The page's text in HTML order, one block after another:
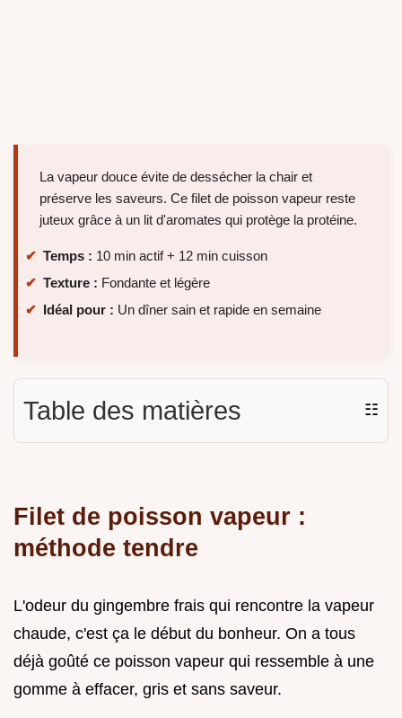
La vapeur douce évite de dessécher la chair et
préserve les saveurs. Ce filet de poisson vapeur reste
juteux grâce à un lit d'aromates qui protège la protéine.
Temps : 10 min actif + 12 min cuisson
Texture : Fondante et légère
Idéal pour : Un dîner sain et rapide en semaine
Table des matières ☷
Filet de poisson vapeur :
méthode tendre
L'odeur du gingembre frais qui rencontre la vapeur
chaude, c'est ça le début du bonheur. On a tous
déjà goûté ce poisson vapeur qui ressemble à une
gomme à effacer, gris et sans saveur.